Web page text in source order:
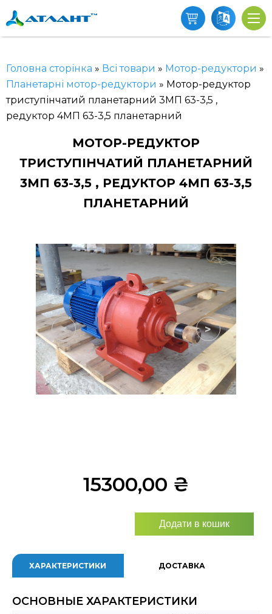
Головна сторінка » Всі товари » Мотор-редуктори »
Планетарні мотор-редуктори » Мотор-редуктор
триступінчатий планетарний 3МП 63-3,5 ,
редуктор 4МП 63-3,5 планетарний
МОТОР-РЕДУКТОР
ТРИСТУПІНЧАТИЙ ПЛАНЕТАРНИЙ
3МП 63-3,5 , РЕДУКТОР 4МП 63-3,5
ПЛАНЕТАРНИЙ
< >
15300,00 ₴
Додати в кошик
ХАРАКТЕРИСТИКИ ДОСТАВКА
ОСНОВНЫЕ ХАРАКТЕРИСТИКИ